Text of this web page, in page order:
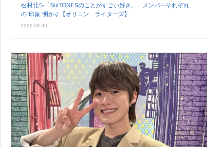
松村北斗「SixTONESのことがすごい好き」 メンバーそれぞれ
の“印象”明かす【オリコン ライターズ】
2025-03-30